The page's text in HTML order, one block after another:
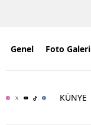
Genel Foto Galeri
KÜNYE